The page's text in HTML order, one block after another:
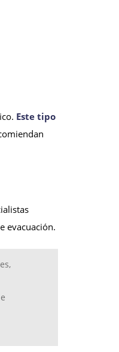
Este tipo
evacuación.